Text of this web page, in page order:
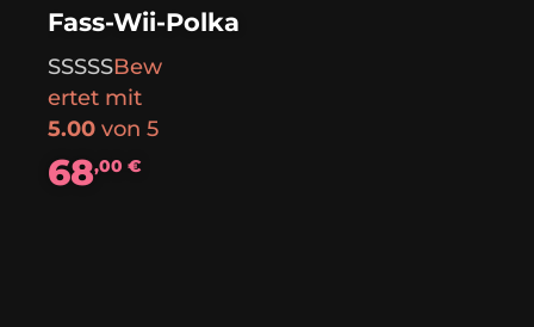
Fass-Wii-Polka
Bew
ertet mit
5.00 von 5
68,00€